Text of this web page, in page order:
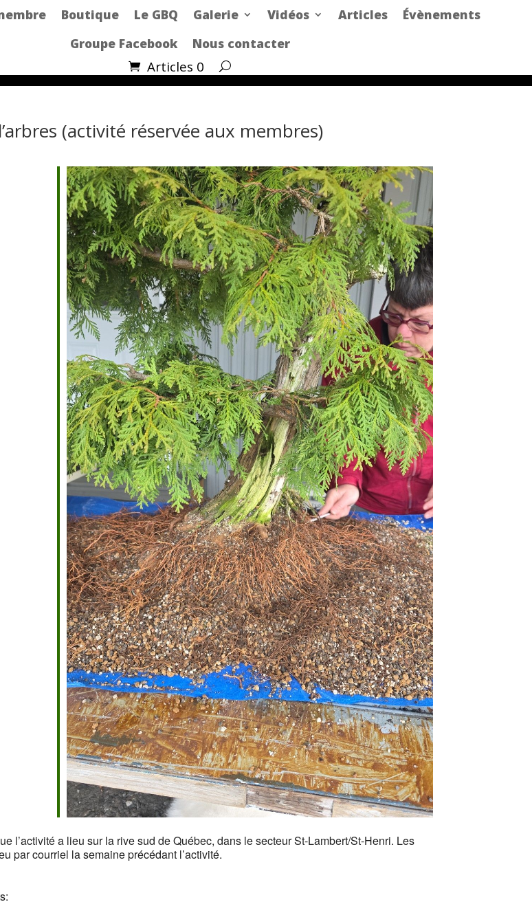
Boutique Le GBQ Galerie Vidéos Articles
Évènements
Groupe Facebook
Nous contacter
Articles 0
(activité réservée aux membres)
iCalendar Office 365 Outlook Live
l’activité a lieu sur la rive sud de Québec, dans le secteur St-Lambert/St-Henri. Les
par courriel la semaine précédant l’activité.